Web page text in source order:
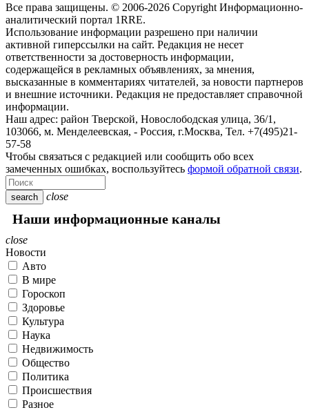
Все права защищены. © 2006-2026 Copyright Информационно-
аналитический портал 1RRE.
Использование информации разрешено при наличии
активной гиперссылки на сайт. Редакция не несет
ответственности за достоверность информации,
содержащейся в рекламных объявлениях, за мнения,
высказанные в комментариях читателей, за новости партнеров
и внешние источники. Редакция не предоставляет справочной
информации.
Наш адрес: район Тверской, Новослободская улица, 36/1 ,
103066, м. Менделеевская, - Россия, г.Москва, Тел. +7(495)21-
57-58
Чтобы связаться с редакцией или сообщить обо всех
замеченных ошибках, воспользуйтесь формой обратной связи.
search close
Наши информационные каналы
close
Новости
Авто
В мире
Гороскоп
Здоровье
Культура
Наука
Недвижимость
Общество
Политика
Происшествия
Разное